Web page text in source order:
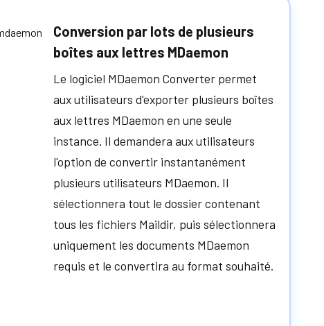
Conversion par lots de plusieurs
boîtes aux lettres MDaemon
Le logiciel MDaemon Converter permet
aux utilisateurs d'exporter plusieurs boîtes
aux lettres MDaemon en une seule
instance. Il demandera aux utilisateurs
l'option de convertir instantanément
plusieurs utilisateurs MDaemon. Il
sélectionnera tout le dossier contenant
tous les fichiers Maildir, puis sélectionnera
uniquement les documents MDaemon
requis et le convertira au format souhaité.